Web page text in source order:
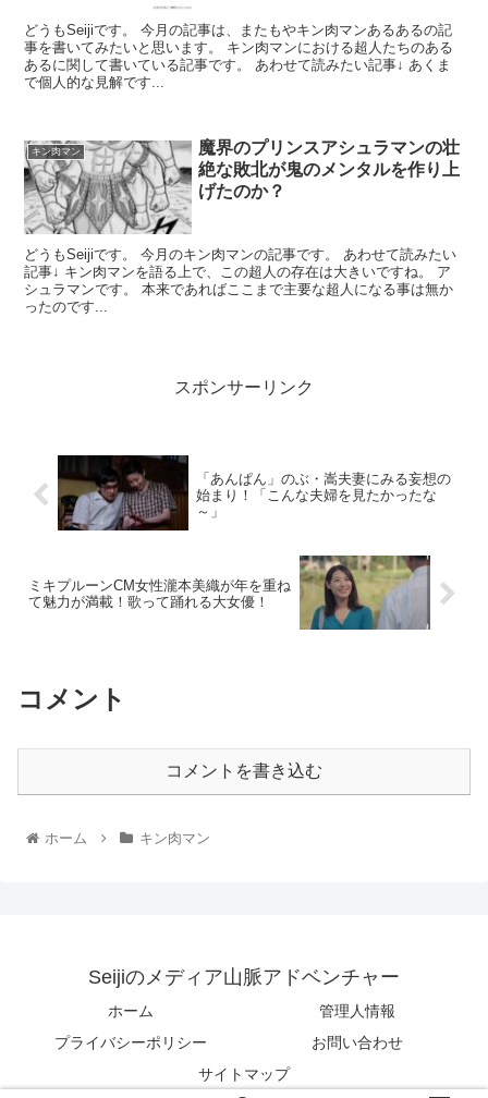
どうもSeijiです。 今月の記事は、またもやキン肉マンあるあるの記
事を書いてみたいと思います。 キン肉マンにおける超人たちのある
あるに関して書いている記事です。 あわせて読みたい記事↓ あくま
で個人的な見解です...
キン肉マン
魔界のプリンスアシュラマンの壮
絶な敗北が鬼のメンタルを作り上
げたのか？
どうもSeijiです。 今月のキン肉マンの記事です。 あわせて読みたい
記事↓ キン肉マンを語る上で、この超人の存在は大きいですね。 ア
シュラマンです。 本来であればここまで主要な超人になる事は無か
ったのです...
スポンサーリンク
「あんぱん」のぶ・嵩夫妻にみる妄想の
始まり！「こんな夫婦を見たかったな
～」
ミキプルーンCM女性瀧本美織が年を重ね
て魅力が満載！歌って踊れる大女優！
コメント
コメントを書き込む
ホーム キン肉マン
Seijiのメディア山脈アドベンチャー
ホーム
管理人情報
プライバシーポリシー
お問い合わせ
サイトマップ